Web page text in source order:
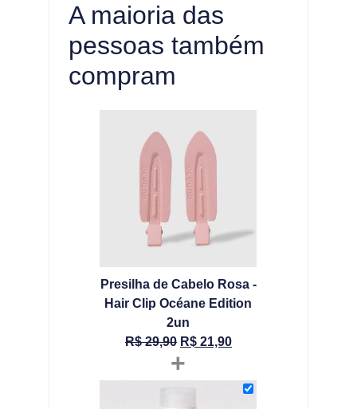
A maioria das
pessoas também
compram
Presilha de Cabelo Rosa -
Hair Clip Océane Edition
2un
R$29,90 R$21,90
+